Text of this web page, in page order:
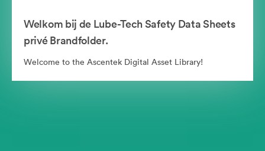
Welkom bij de Lube-Tech Safety Data Sheets
privé Brandfolder.
Welcome to the Ascentek Digital Asset Library!